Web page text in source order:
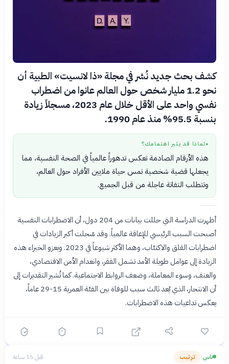
كشف بحث جديد نُشر في مجلة «ذا لانسيت» الطبية أن
نحو 1.2 مليار شخص حول العالم عانوا من اضطراب
نفسي واحد على الأقل خلال عام 2023، مسجلاً زيادة
بنسبة 95.5% منذ عام 1990.
● لماذا قد يثير اهتمامك؟
هذه الأرقام الصادمة تعكس تدهوراً عالمياً في الصحة النفسية، مما
يجعلها قضية شخصية تمس حياة ملايين الأفراد حول العالم،
وتتطلب التفاتة عاجلة من قبل الجميع.
أظهرت الدراسة التي حللت بيانات من 204 دول، أن الاضطرابات النفسية
أصبحت السبب الرئيسي للإعاقة عالمياً. وقد سُجلت أكبر الزيادات في
اضطرابات القلق والاكتئاب، وهما الأكثر شيوعاً في 2023. ويعزو الخبراء هذه
الزيادة إلى عوامل طويلة الأمد تشمل الفقر، وانعدام الأمن الاقتصادي،
والعنف، وسوء المعاملة، وضعف الروابط الاجتماعية. كما تُشير التقديرات إلى
أن الانتحار، الذي يُعد ثالث سبب للوفاة بين الفئة العمرية 15-29 عاماً،
يعكس تداعيات هذه الاضطرابات.
ناس› ترتيب قبل 15 ساعة